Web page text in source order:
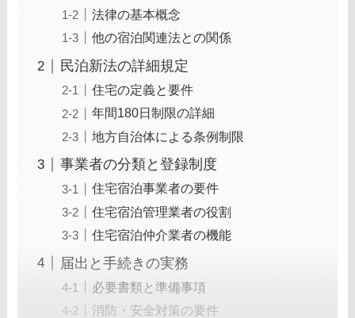
法律の基本概念
他の宿泊関連法との関係
民泊新法の詳細規定
住宅の定義と要件
年間180日制限の詳細
地方自治体による条例制限
事業者の分類と登録制度
住宅宿泊事業者の要件
住宅宿泊管理業者の役割
住宅宿泊仲介業者の機能
届出と手続きの実務
必要書類と準備事項
消防・安全対策の要件